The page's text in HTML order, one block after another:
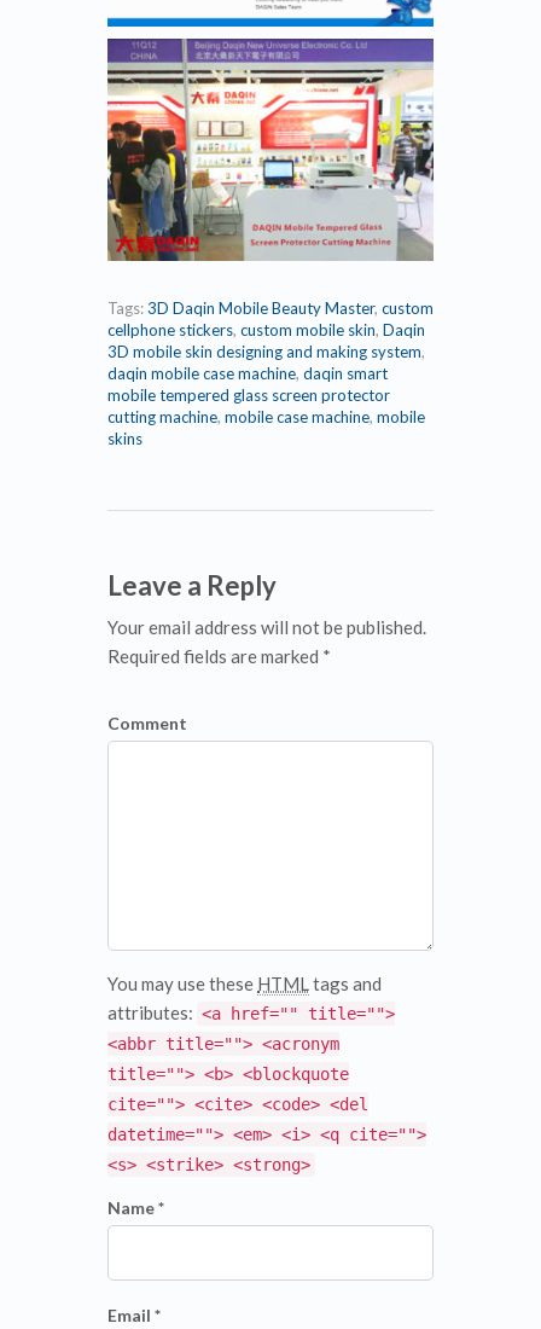
Tags:3D Daqin Mobile Beauty Master, custom
cellphone stickers, custom mobile skin, Daqin
3D mobile skin designing and making system,
daqin mobile case machine, daqin smart
mobile tempered glass screen protector
cutting machine, mobile case machine, mobile
skins
Leave a Reply
Your email address will not be published.
Required fields are marked *
Comment
You may use these HTMLtags and
attributes: <a href="" title="">
<abbr title=""> <acronym
title=""> <b> <blockquote
cite=""> <cite> <code> <del
datetime=""> <em> <i> <q cite="">
<s> <strike> <strong>
Name *
Email *